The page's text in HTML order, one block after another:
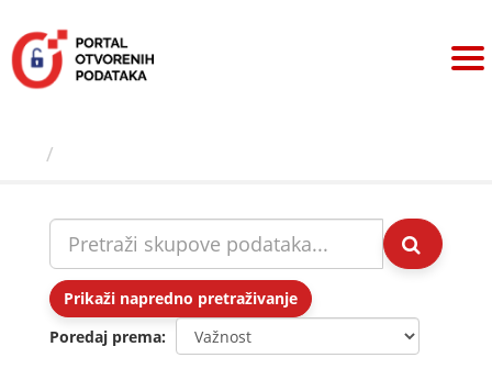
sadržaj
Prikaži napredno pretraživanje
Poredaj prema